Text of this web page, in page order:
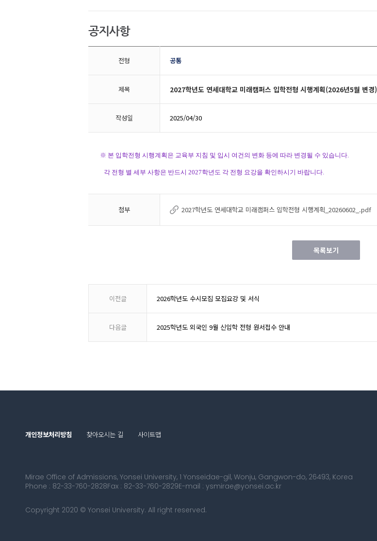
전형 공통
제목 2027학년도 연세대학교 미래캠퍼스 입학전형 시행계획(2026년5월 변경)
작성일 2025/04/30
※ 본 입학전형 시행계획은 교육부 지침 및 입시 여건의 변화 등에 따라 변경될 수 있습니다.
각 전형 별 세부 사항은 반드시 2027학년도 각 전형 요강을 확인하시기 바랍니다.
첨부 2027학년도 연세대학교 미래캠퍼스 입학전형 시행계획_20260602_.pdf
목록보기
이전글 2026학년도 수시모집 모집요강 및 서식
다음글 2025학년도 외국인 9월 신입학 전형 원서접수 안내
개인정보처리방침 찾아오시는 길 사이트맵
Mirae Office of Admissions, Yonsei University, 1 Yonseidae-gil, Wonju, Gangwon-do, 26493, Korea
Phone : 82-33-760-2828Fax : 82-33-760-2829E-mail : ysmirae@yonsei.ac.kr
Copyright 2020 © Yonsei University. All right reserved.